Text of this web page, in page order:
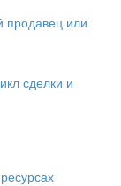
продавец или
сделки и